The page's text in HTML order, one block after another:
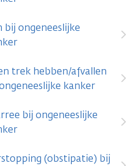
bij ongeneeslijke
trek hebben/afvallen
kanker
bij ongeneeslijke
(obstipatie) bij
je sociale leven
naasten